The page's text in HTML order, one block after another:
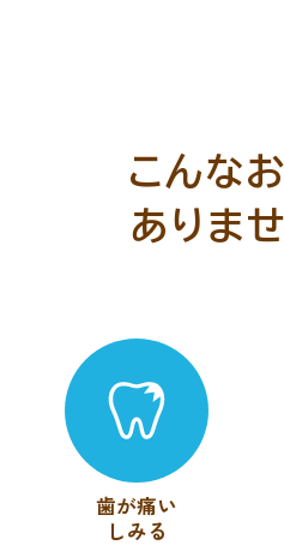
こんな
ありま
歯が痛い
しみる